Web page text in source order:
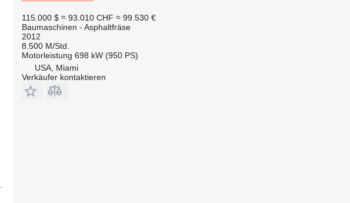
115.000 $ ≈ 93.010 CHF ≈ 99.530 €
Baumaschinen - Asphaltfräse
2012
8.500 M/Std.
Motorleistung 698 kW (950 PS)
USA, Miami
Verkäufer kontaktieren